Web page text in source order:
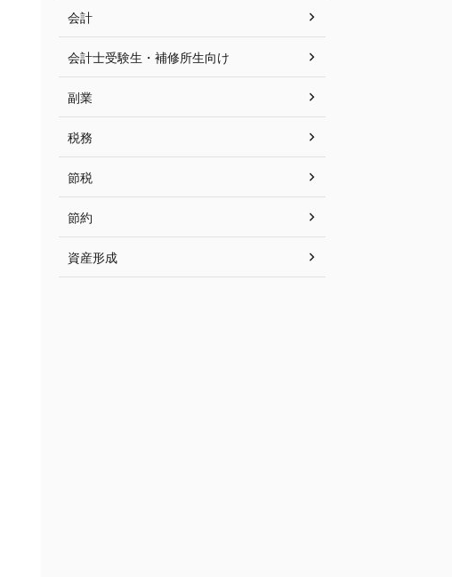
会計
会計士受験生・補修所生向け
副業
税務
節税
節約
資産形成